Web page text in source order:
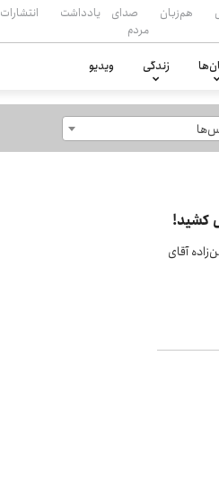
هم‌زبان
صدای
مردم
یادداشت انتشارات
زندگی ویدیو
کشید!
آقای